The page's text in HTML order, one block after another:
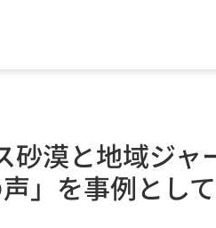
砂漠と地域ジャ
」を事例として